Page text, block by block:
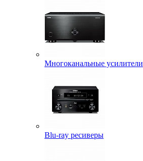
Многоканальные усилители
Blu-ray ресиверы